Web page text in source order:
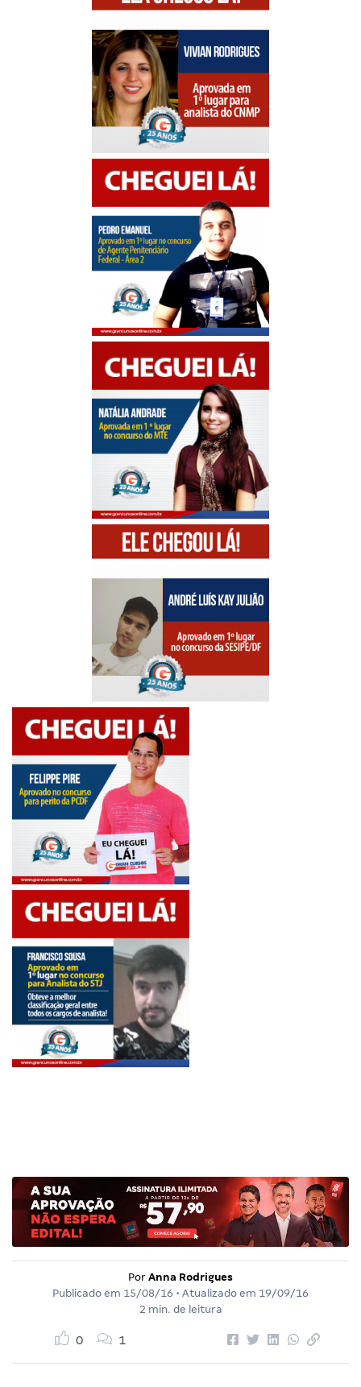
Por Anna Rodrigues
Publicado em 15/08/16 • Atualizado em 19/09/16
2 min. de leitura
0 1